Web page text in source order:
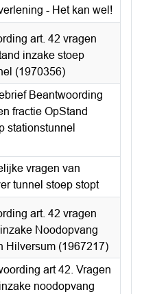
- Het kan wel!
art. 42 vragen
inzake stoep
(1970356)
Beantwoording
fractie OpStand
stationstunnel
vragen van
tunnel stoep stopt
art. 42 vragen
Noodopvang
Hilversum (1967217)
art 42. Vragen
noodopvang